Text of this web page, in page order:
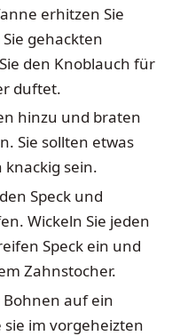
erhitzen Sie
gehackten
den Knoblauch für
duftet.
hinzu und braten
Sie sollten etwas
sein.
Speck und
Wickeln Sie jeden
Speck ein und
Zahnstocher.
Bohnen auf ein
sie im vorgeheizten